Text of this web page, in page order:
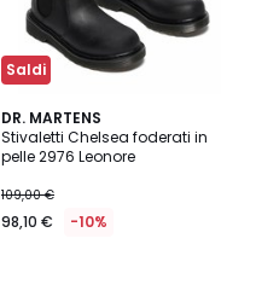
Saldi
DR. MARTENS
Stivaletti Chelsea foderati in
pelle 2976 Leonore
109,00 €
98,10 € -10%